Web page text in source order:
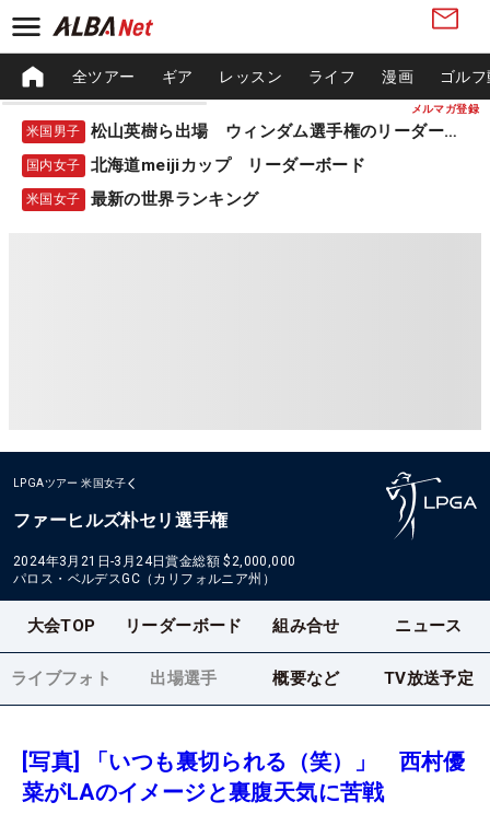
メルマガ登録
全ツアー ギア レッスン ライフ 漫画 ゴル
米国男子 松山英樹ら出場 ウィンダム選手権のリーダーボード
国内女子 北海道meijiカップ リーダーボード
米国女子 最新の世界ランキング
LPGAツアー 米国女子
ファーヒルズ朴セリ選手権
2024年3月21日-3月24日賞金総額 $2,000,000
パロス・ベルデスGC（カリフォルニア州）
大会TOP リーダーボード 組み合せ ニュース
ライブフォト 出場選手 概要など TV放送予定
[写真] 「いつも裏切られる（笑）」 西村優
菜がLAのイメージと裏腹天気に苦戦